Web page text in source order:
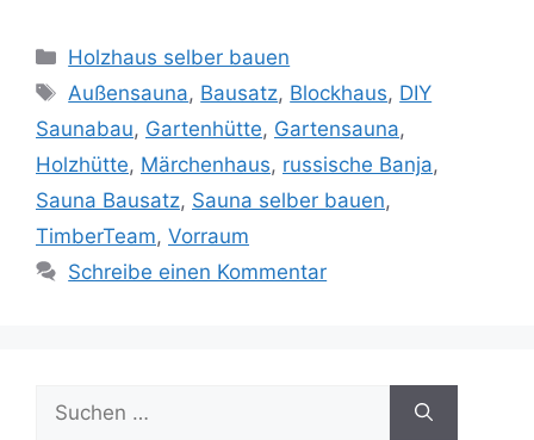
Kategorien
Holzhaus selber bauen
Schlagwörter
Außensauna, Bausatz, Blockhaus, DIY
Saunabau, Gartenhütte, Gartensauna,
Holzhütte, Märchenhaus, russische Banja,
Sauna Bausatz, Sauna selber bauen,
TimberTeam, Vorraum
Schreibe einen Kommentar
nach: